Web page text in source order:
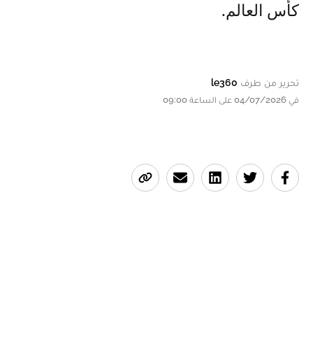
كأس العالم.
تحرير من طرف le360
في 04/07/2026 على الساعة 09:00